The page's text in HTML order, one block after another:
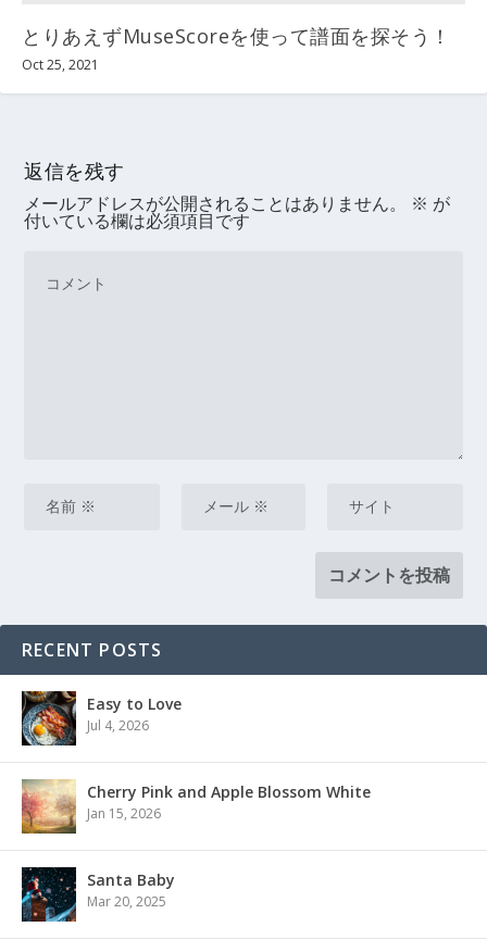
とりあえずMuseScoreを使って譜面を探そう！
Oct 25, 2021
返信を残す
メールアドレスが公開されることはありません。 ※ が
付いている欄は必須項目です
RECENT POSTS
Easy to Love
Jul 4, 2026
Cherry Pink and Apple Blossom White
Jan 15, 2026
Santa Baby
Mar 20, 2025